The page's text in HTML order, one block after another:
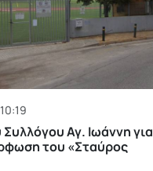
Αγ. Ιωάννη για
του «Σταύρος